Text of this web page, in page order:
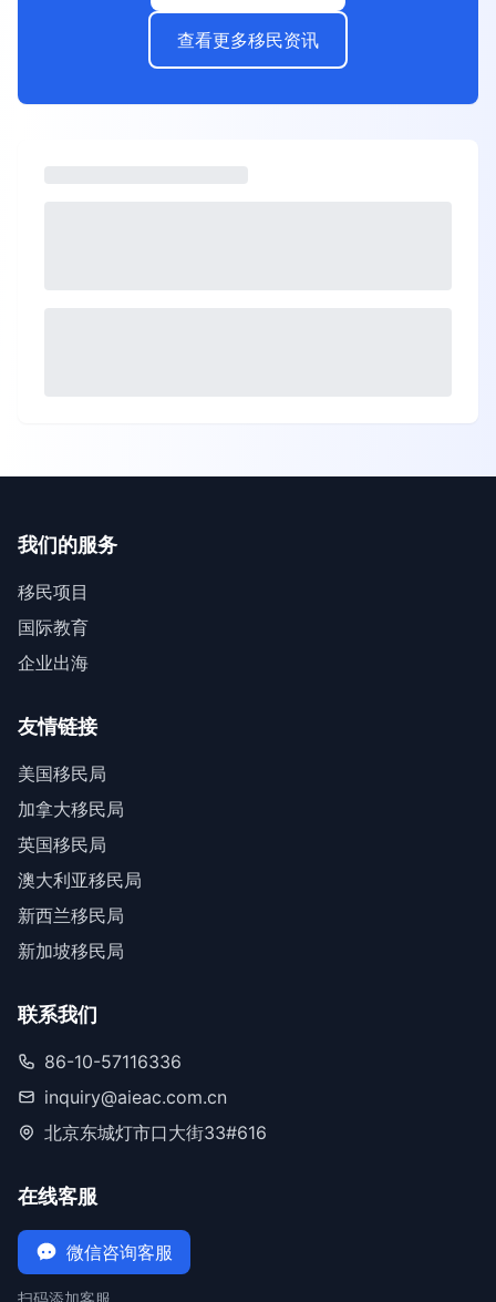
查看更多移民资讯
我们的服务
移民项目
国际教育
企业出海
友情链接
美国移民局
加拿大移民局
英国移民局
澳大利亚移民局
新西兰移民局
新加坡移民局
联系我们
86-10-57116336
inquiry@aieac.com.cn
北京东城灯市口大街33#616
在线客服
微信咨询客服
扫码添加客服